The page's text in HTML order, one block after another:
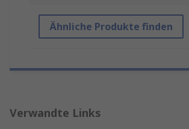
Ähnliche Produkte finden
Verwandte Links